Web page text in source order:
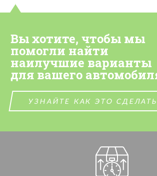
Вы хотите, чтобы мы
помогли найти
наилучшие варианты
для вашего
УЗНАЙТЕ КАК ЭТО СДЕЛАТЬ